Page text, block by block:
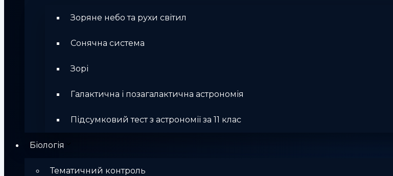
Зоряне небо та рухи світил
Сонячна система
Зорі
Галактична і позагалактична астрономія
Підсумковий тест з астрономії за 11 клас
Біологія
Тематичний контроль